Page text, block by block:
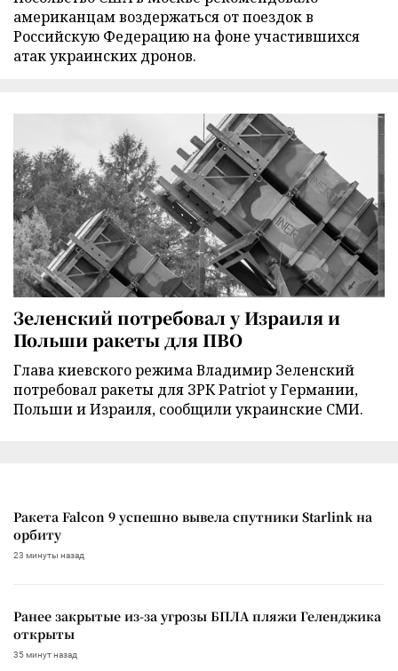
американцам воздержаться от поездок в
Российскую Федерацию на фоне участившихся
атак украинских дронов.
Зеленский потребовал у Израиля и
Польши ракеты для ПВО
Глава киевского режима Владимир Зеленский
потребовал ракеты для ЗРК Patriot у Германии,
Польши и Израиля, сообщили украинские СМИ.
Ракета Falcon 9 успешно вывела спутники Starlink на
орбиту
23 минуты назад
Ранее закрытые из-за угрозы БПЛА пляжи Геленджика
открыты
35 минут назад